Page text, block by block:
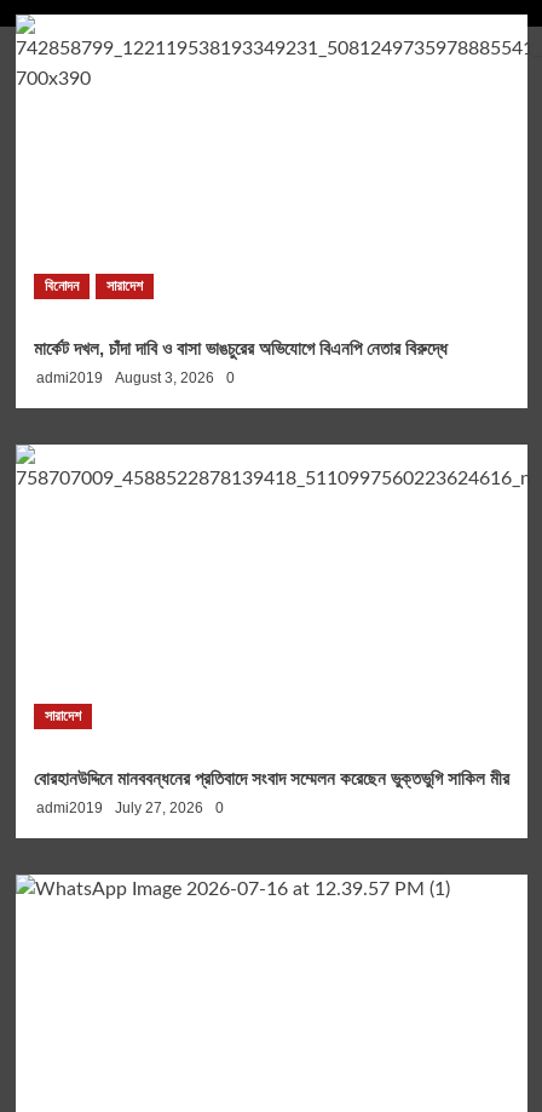
বিনোদন সারাদেশ
মার্কেট দখল, চাঁদা দাবি ও বাসা ভাঙচুরের অভিযোগে বিএনপি নেতার বিরুদ্ধে
admi2019 August 3, 2026 0
সারাদেশ
বোরহানউদ্দিনে মানববন্ধনের প্রতিবাদে সংবাদ সম্মেলন করেছেন ভুক্তভুগি সাকিল মীর
admi2019 July 27, 2026 0